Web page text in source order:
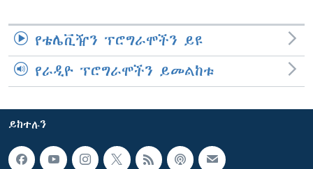
የቴሌቪዥን ፕሮግራሞችን ይዩ
የራዲዮ ፕሮግራሞችን ይመልከቱ
ይከተሉን